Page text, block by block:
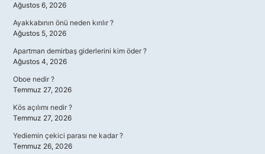
Ağustos 6, 2026
Ayakkabının önü neden kırılır ?
Ağustos 5, 2026
Apartman demirbaş giderlerini kim öder ?
Ağustos 4, 2026
Oboe nedir ?
Temmuz 27, 2026
Kös açılımı nedir ?
Temmuz 27, 2026
Yediemin çekici parası ne kadar ?
Temmuz 26, 2026